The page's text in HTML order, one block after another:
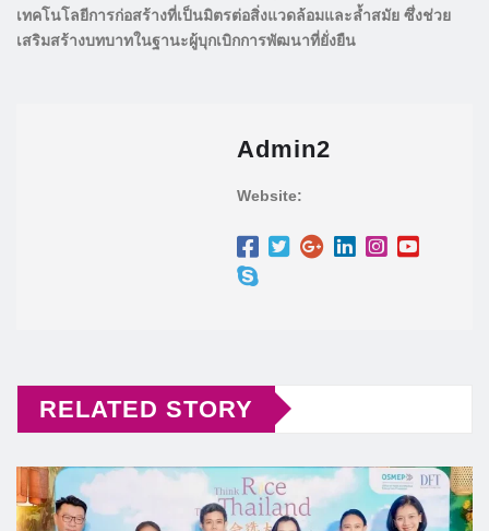
เทคโนโลยีการก่อสร้างที่เป็นมิตรต่อสิ่งแวดล้อมและล้ำสมัย ซึ่งช่วย
เสริมสร้างบทบาทในฐานะผู้บุกเบิกการพัฒนาที่ยั่งยืน
Admin2
Website:
RELATED STORY